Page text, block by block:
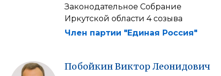
Законодательное Собрание
Иркутской области 4 созыва
Член партии "Единая Россия"
ПобойкинВиктор Леонидович